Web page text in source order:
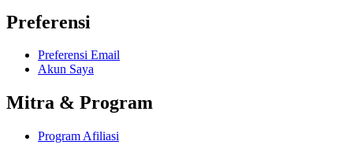
Preferensi
Preferensi Email
Akun Saya
Mitra & Program
Program Afiliasi